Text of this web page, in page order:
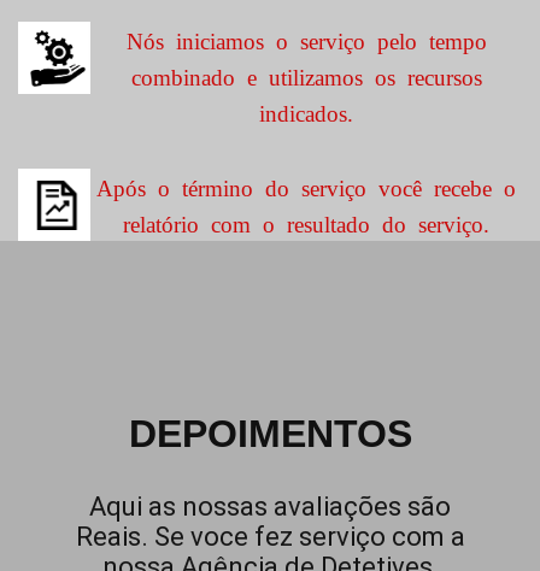
Nós iniciamos o serviço pelo tempo
combinado e utilizamos os recursos
indicados.
Após o término do serviço você recebe o
relatório com o resultado do serviço.
DEPOIMENTOS
Aqui as nossas avaliações são
Reais. Se voce fez serviço com a